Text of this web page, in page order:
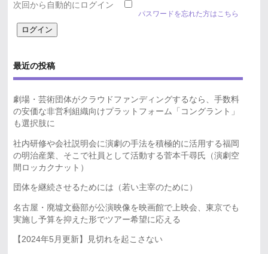
次回から自動的にログイン
パスワードを忘れた方はこちら
最近の投稿
劇場・芸術団体がクラウドファンディングするなら、手数料
の安価な非営利組織向けプラットフォーム「コングラント」
も選択肢に
社内研修や会社説明会に演劇の手法を積極的に活用する福岡
の明治産業、そこで社員として活動する菅本千尋氏（演劇空
間ロッカクナット）
団体を継続させるためには（若い主宰のために）
名古屋・廃墟文藝部が公演映像を映画館で上映会、東京でも
実施し予算を抑えた形でツアー希望に応える
【2024年5月更新】見切れを起こさない